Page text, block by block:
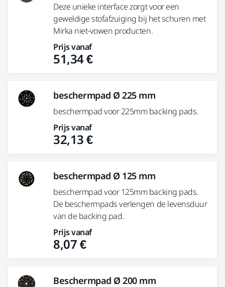
Deze unieke interface zorgt voor een
geweldige stofafzuiging bij het schuren met
Mirka niet-vowen producten.
Prijs vanaf
51,34 €
beschermpad Ø 225 mm
beschermpad voor 225mm backing pads.
Prijs vanaf
32,13 €
beschermpad Ø 125 mm
beschermpad voor 125mm backing pads.
De beschermpads verlengen de levensduur
van de backing pad.
Prijs vanaf
8,07 €
Beschermpad Ø 200 mm